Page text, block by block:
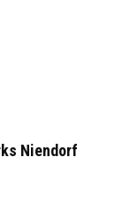
Niendorf